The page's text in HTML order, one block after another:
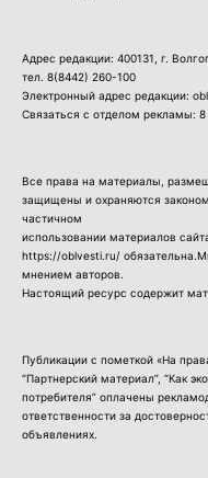
Адрес редакции: 400131, г.
тел. 8(8442) 260-100
Электронный адрес редакции:
Связаться с отделом рекламы: 8
Все права на материалы,
защищены и охраняются
частичном
использовании материалов
https://oblvesti.ru/
мнением авторов.
Настоящий ресурс содержит
Публикации с пометкой «На
“Партнерский материал”, “Как
потребителя” оплачены
ответственности за
объявлениях.